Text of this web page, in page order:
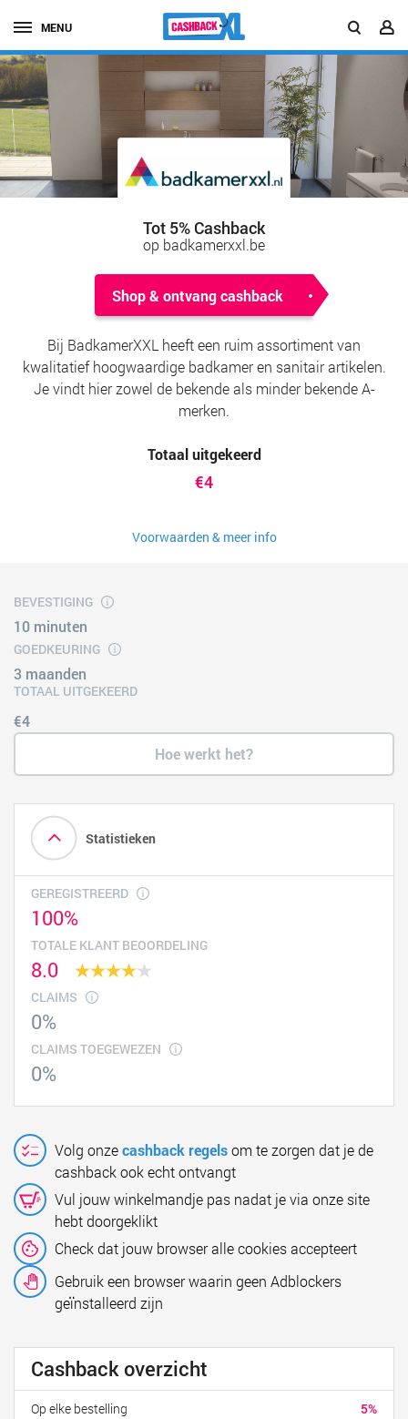
MENU
Tot 5% Cashback
op badkamerxxl.be
Shop & ontvang cashback
Bij BadkamerXXL heeft een ruim assortiment van
kwalitatief hoogwaardige badkamer en sanitair artikelen.
Je vindt hier zowel de bekende als minder bekende A-
merken.
Totaal uitgekeerd
€4
Voorwaarden & meer info
BEVESTIGING
10 minuten
GOEDKEURING
3 maanden
TOTAAL UITGEKEERD
€4
Hoe werkt het?
Statistieken
GEREGISTREERD
100%
TOTALE KLANT BEOORDELING
8.0
CLAIMS
0%
CLAIMS TOEGEWEZEN
0%
Volg onzecashback regelsom te zorgen dat je de
cashback ook echt ontvangt
Vul jouw winkelmandje pas nadat je via onze site
hebt doorgeklikt
Check dat jouw browser alle cookies accepteert
Gebruik een browser waarin geen Adblockers
geïnstalleerd zijn
Cashback overzicht
5%
Op elke bestelling